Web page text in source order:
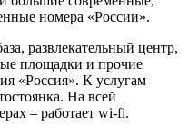
номера «России».
развлекательный центр,
площадки и прочие
«Россия». К услугам
На всей
– работает wi-fi.